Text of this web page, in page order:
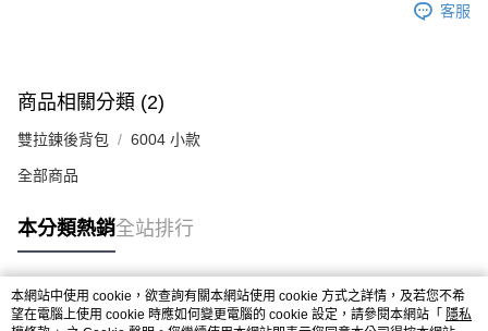
客服
商品相關分類 (2)
雙拉鍊後背包 6004 小款
全部商品
本分類熱銷全站排行
熱門標籤
本網站中使用 cookie，欲查詢有關本網站使用 cookie 方式之詳情，及若您不希
望在電腦上使用 cookie 時應如何變更電腦的 cookie 設定，請參閱本網站「 隱私